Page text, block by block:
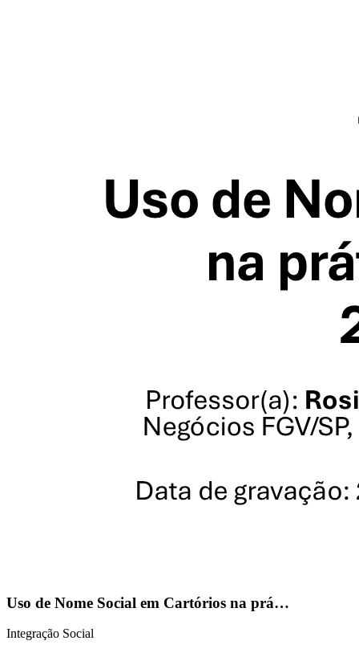
Uso de Nome Social em Cartórios na prá…
Integração Social